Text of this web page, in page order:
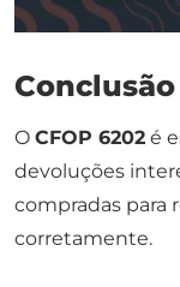
Conclusão
O CFOP 6202 é
devoluções
compradas para
corretamente.